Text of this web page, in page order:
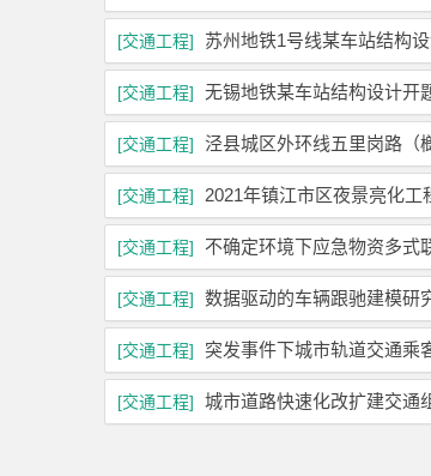
[交通工程] 苏州地铁1号线某车站结构
[交通工程] 无锡地铁某车站结构设计开
[交通工程] 泾县城区外环线五里岗路（
[交通工程] 2021年镇江市区夜景亮化工
[交通工程] 不确定环境下应急物资多式
[交通工程] 数据驱动的车辆跟驰建模研
[交通工程] 突发事件下城市轨道交通乘
[交通工程] 城市道路快速化改扩建交通